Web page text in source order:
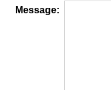
Message: